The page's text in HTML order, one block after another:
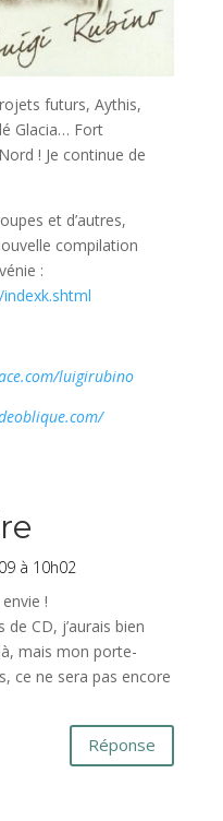
futurs, Aythis,
Glacia… Fort
! Je continue de
et d’autres,
compilation
:
luigirubino
à 10h02
!
de CD, j’aurais bien
mais mon porte-
ce ne sera pas encore
Réponse